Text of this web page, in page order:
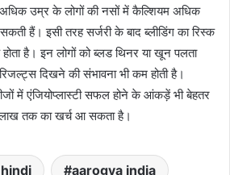
उम्र के लोगों की नसों में कैल्शियम अधिक
हैं। इसी तरह सर्जरी के बाद ब्लीडिंग का रिस्क
है। इन लोगों को ब्लड थिनर या खून पलता
दिखने की संभावना भी कम होती है।
में एंजियोप्लास्टी सफल होने के आंकड़ें भी बेहतर
तक का खर्च आ सकता है।
aarogya india